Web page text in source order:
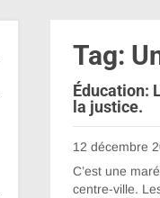
Tag:
Éducation:
la justice.
12 décembre
C’est une
centre-ville.